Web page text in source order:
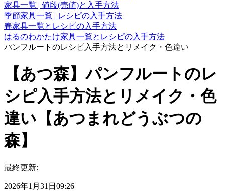
家具一覧 | 値段(売値)と入手方法
季節家具一覧 | レシピの入手方法
春家具一覧とレシピの入手方法
はるのわかたけ家具一覧とレシピの入手方法
パンフルートのレシピ入手方法とリメイク・色違い
【あつ森】パンフルートのレ
シピ入手方法とリメイク・色
違い【あつまれどうぶつの
森】
最終更新:
2026年1月31日09:26